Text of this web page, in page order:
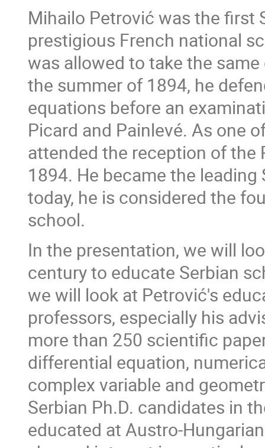
Mihailo Petrović was the first
prestigious French national
was allowed to take the
the summer of 1894, he
equations before an
Picard and Painlevé. As one
attended the reception of the
1894. He became the
today, he is considered the
school.
In the presentation, we will
century to educate Serbian
we will look at Petrović's
professors, especially his
more than 250 scientific
differential equation,
complex variable and
Serbian Ph.D. candidates in
educated at Austro-